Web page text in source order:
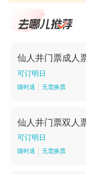
仙人井门票成人
可订明日
随时退 无需换票
仙人井门票双人
可订明日
随时退 无需换票